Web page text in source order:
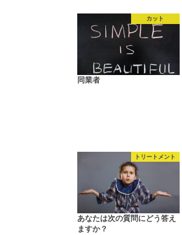
カット
同業者
トリートメント
あなたは次の質問にどう答え
ますか？